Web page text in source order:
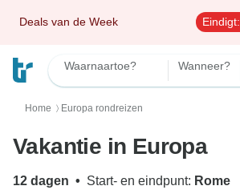
Deals van de Week Eindigt:
Waarnaartoe? Wanneer?
Home 〉 Europa rondreizen
Vakantie in Europa
12 dagen • Start- en eindpunt: Rome